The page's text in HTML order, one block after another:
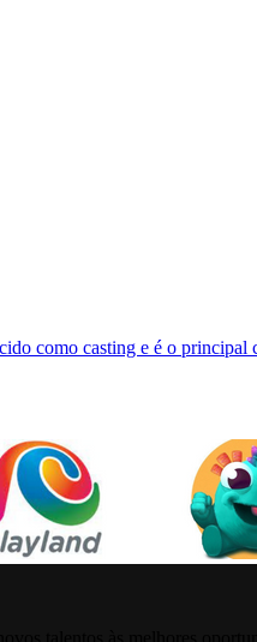
como casting e é o